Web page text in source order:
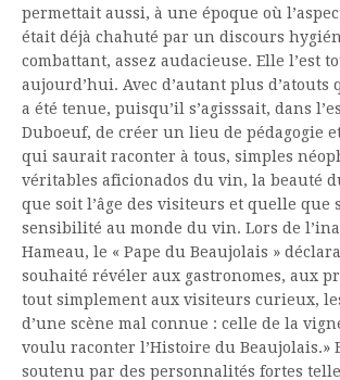
permettait aussi, à une époque où
était déjà chahuté par un discours
combattant, assez audacieuse. Elle l’est
aujourd’hui. Avec d’autant plus d’atouts
a été tenue, puisqu’il s’agisssait, dans
Duboeuf, de créer un lieu de pédagogie
qui saurait raconter à tous, simples
véritables aficionados du vin, la beauté
que soit l’âge des visiteurs et quelle que
sensibilité au monde du vin. Lors de
Hameau, le « Pape du Beaujolais »
souhaité révéler aux gastronomes, aux
tout simplement aux visiteurs curieux,
d’une scène mal connue : celle de la
voulu raconter l’Histoire du Beaujolais.»
soutenu par des personnalités fortes